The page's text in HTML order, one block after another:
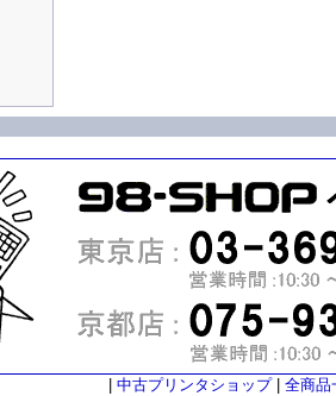
中古プリンタショップ| 全商品